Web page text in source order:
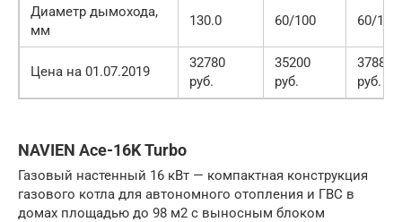
Диаметр дымохода,
мм
130.0 60/100 60/100
Цена на 01.07.2019
32780
руб.
35200
руб.
37880
руб.
NAVIEN Ace-16K Turbo
Газовый настенный 16 кВт — компактная конструкция
газового котла для автономного отопления и ГВС в
домах площадью до 98 м2 с выносным блоком